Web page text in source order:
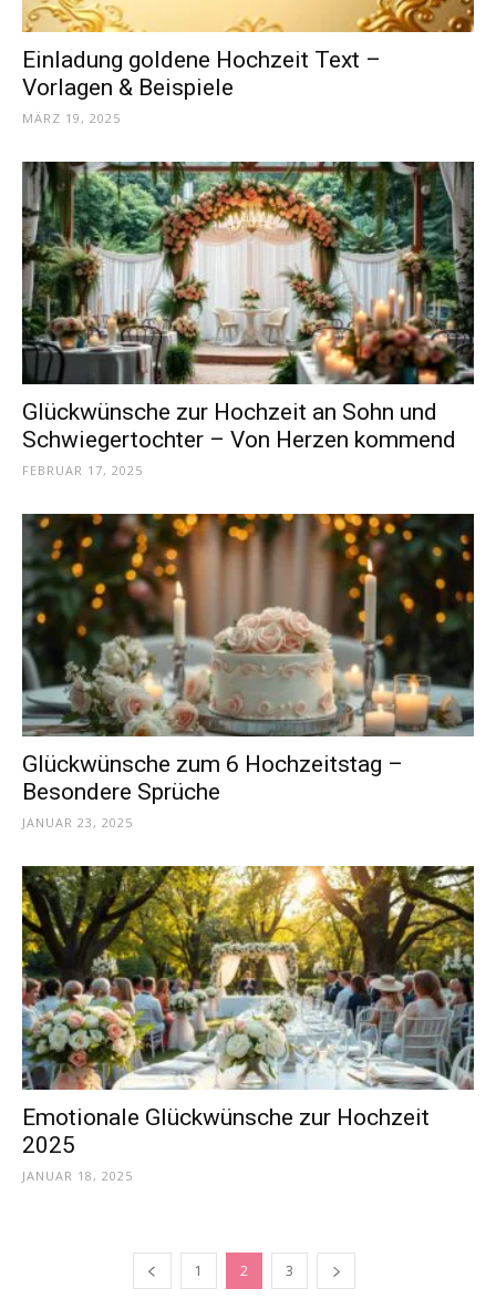
Einladung goldene Hochzeit Text –
Vorlagen & Beispiele
MÄRZ 19, 2025
Glückwünsche zur Hochzeit an Sohn und
Schwiegertochter – Von Herzen kommend
FEBRUAR 17, 2025
Glückwünsche zum 6 Hochzeitstag –
Besondere Sprüche
JANUAR 23, 2025
Emotionale Glückwünsche zur Hochzeit
2025
JANUAR 18, 2025
1 2 3